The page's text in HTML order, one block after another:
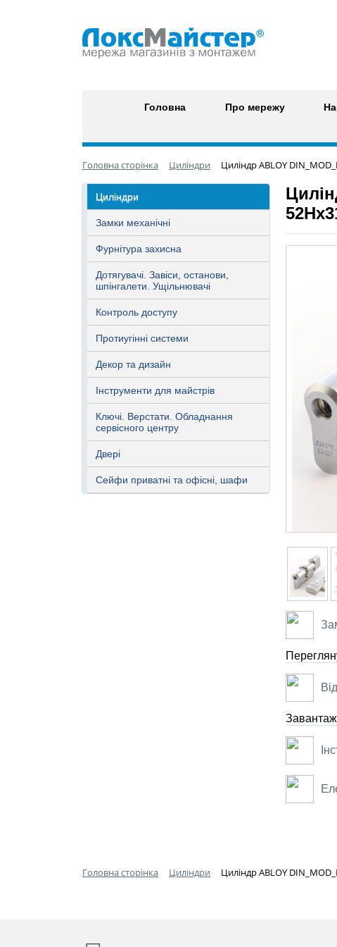
Головна Про мережу
Головна сторінка Циліндри Циліндр ABLOY
Циліндри
Замки механічні
Фурнітура захисна
Дотягувачі. Завіси, останови,
шпінгалети. Ущільнювачі
Контроль доступу
Протиугінні системи
Декор та дизайн
Інструменти для майстрів
Ключі. Верстати. Обладнання
сервісного центру
Двері
Сейфи приватні та офісні, шафи
Головна сторінка Циліндри Циліндр ABLOY